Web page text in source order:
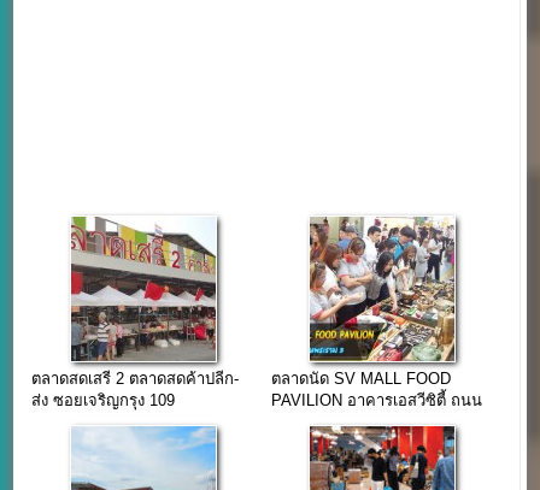
ตลาดสดเสรี 2 ตลาดสดค้าปลีก-
ส่ง ซอยเจริญกรุง 109
ตลาดนัด SV MALL FOOD
PAVILION อาคารเอสวีซิตี้ ถนน